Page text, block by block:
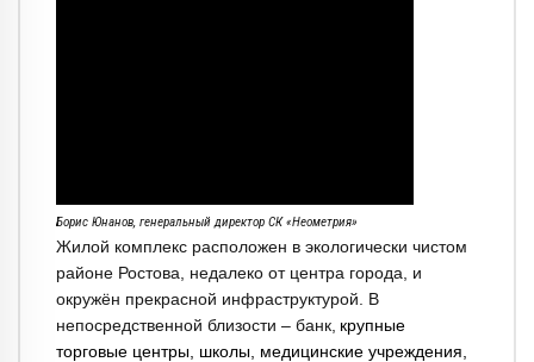
Борис Юнанов, генеральный директор СК «Неометрия»
Жилой комплекс расположен в экологически чистом
районе Ростова, недалеко от центра города, и
окружён прекрасной инфраструктурой. В
непосредственной близости – банк, крупные
торговые центры, школы, медицинские учреждения,